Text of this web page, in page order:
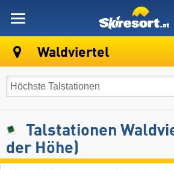
Waldviertel
Talstationen
der Höhe)